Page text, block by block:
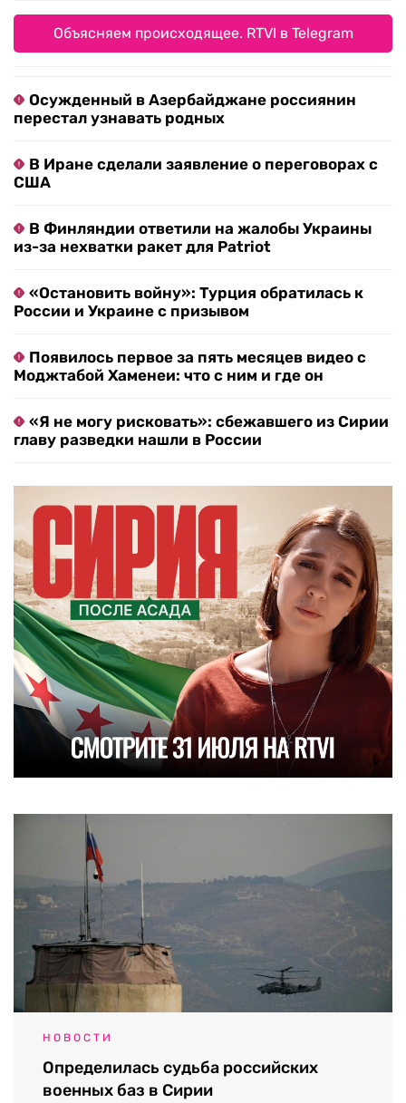
Объясняем происходящее. RTVI в Telegram
Осужденный в Азербайджане россиянин
перестал узнавать родных
В Иране сделали заявление о переговорах с
США
В Финляндии ответили на жалобы Украины
из-за нехватки ракет для Patriot
«Остановить войну»: Турция обратилась к
России и Украине с призывом
Появилось первое за пять месяцев видео с
Моджтабой Хаменеи: что с ним и где он
«Я не могу рисковать»: сбежавшего из Сирии
главу разведки нашли в России
НОВОСТИ
Определилась судьба российских
военных баз в Сирии